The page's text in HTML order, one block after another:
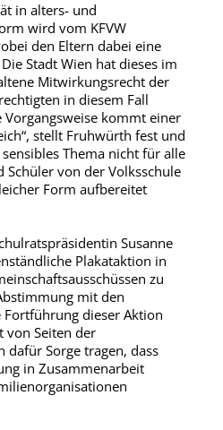
in alters- und
wird vom KFVW
den Eltern dabei eine
Stadt Wien hat dieses im
Mitwirkungsrecht der
in diesem Fall
Vorgangsweise kommt einer
stellt Fruhwürth fest und
Thema nicht für alle
Schüler von der Volksschule
Form aufbereitet
Susanne
Plakataktion in
zu
mit den
dieser Aktion
von Seiten der
dafür Sorge tragen, dass
in Zusammenarbeit